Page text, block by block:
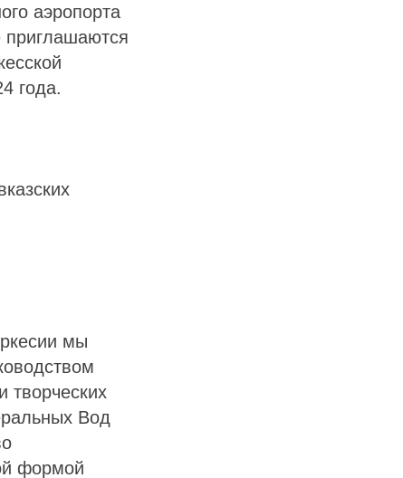
аэропорта
года.
мы
творческих
Вод
формой